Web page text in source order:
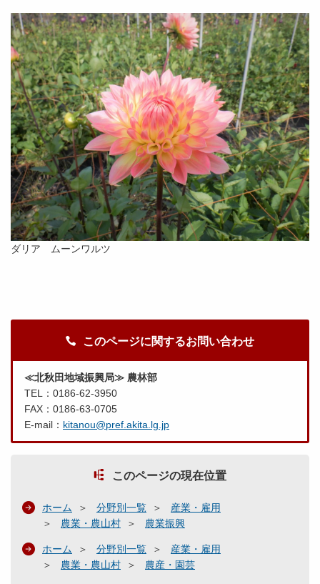
ダリア ムーンワルツ
このページに関するお問い合わせ
≪北秋田地域振興局≫ 農林部
TEL：0186-62-3950
FAX：0186-63-0705
E-mail： kitanou@pref.akita.lg.jp
このページの現在位置
ホーム 分野別一覧
産業・雇用
農業・農山村
農業振興
ホーム 分野別一覧
産業・雇用
農業・農山村
農産・園芸